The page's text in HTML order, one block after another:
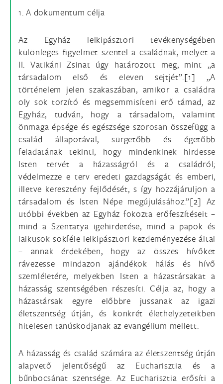
1. A dokumentum célja
Az Egyház lelkipásztori tevékenységében
különleges figyelmet szentel a családnak, melyet a
II. Vatikáni Zsinat úgy határozott meg, mint „a
társadalom első és eleven sejtjét”.[1] „A
történelem jelen szakaszában, amikor a családra
oly sok torzító és megsemmisíteni erő támad, az
Egyház, tudván, hogy a társadalom, valamint
önmaga épsége és egészsége szorosan összefügg a
család állapotával, sürgetőbb és égetőbb
feladatának tekinti, hogy mindenkinek hirdesse
Isten tervét a házasságról és a családról;
védelmezze e terv eredeti gazdagságát és emberi,
illetve keresztény fejlődését, s így hozzájáruljon a
társadalom és Isten Népe megújulásához.”[2] Az
utóbbi években az Egyház fokozta erőfeszítéseit –
mind a Szentatya igehirdetése, mind a papok és
laikusok sokféle lelkipásztori kezdeményezése által
– annak érdekében, hogy az összes hívőket
rávezesse mindazon ajándékok hálás és hívő
szemléletére, melyekben Isten a házastársakat a
házasság szentségében részesíti. Célja az, hogy a
házastársak egyre előbbre jussanak az igazi
életszentség útján, és konkrét élethelyzeteikben
hitelesen tanúskodjanak az evangélium mellett.
A házasság és család számára az életszentség útján
alapvető jelentőségű az Eucharisztia és a
bűnbocsánat szentsége. Az Eucharisztia erősíti a